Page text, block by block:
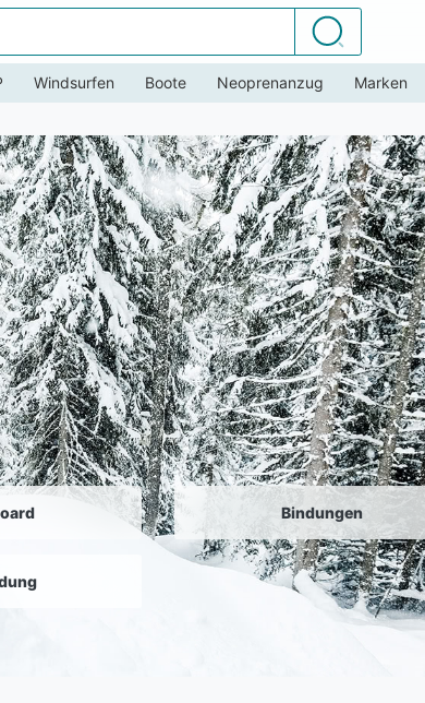
Suchen
Windsurfen Boote Neoprenanzug Marken
Bindungen